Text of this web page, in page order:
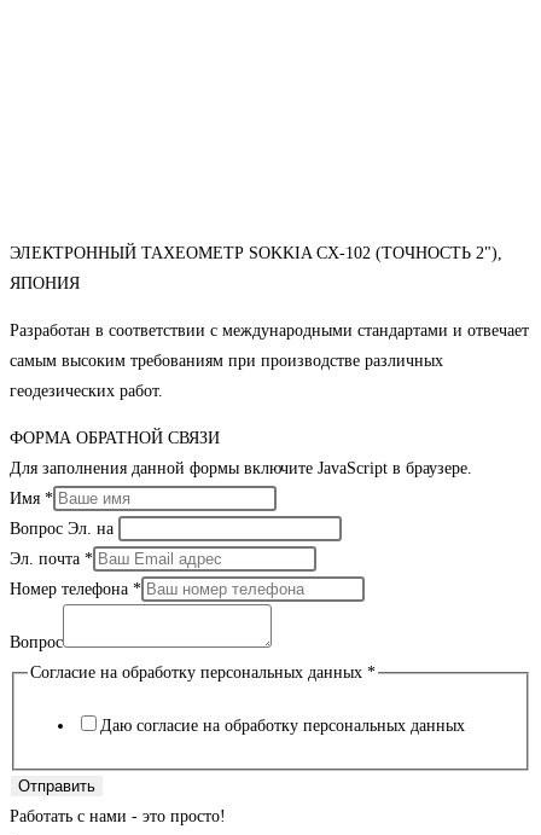
ЭЛЕКТРОННЫЙ ТАХЕОМЕТР SOKKIA CX-102 (ТОЧНОСТЬ 2"),
ЯПОНИЯ
Разработан в соответствии с международными стандартами и отвечает
самым высоким требованиям при производстве различных
геодезических работ.
ФОРМА ОБРАТНОЙ СВЯЗИ
Для заполнения данной формы включите JavaScript в браузере.
Имя *
Вопрос Эл. на
Эл. почта *
Номер телефона *
Вопрос
Согласие на обработку персональных данных *
Даю согласие на обработку персональных данных
Отправить
Работать с нами - это просто!